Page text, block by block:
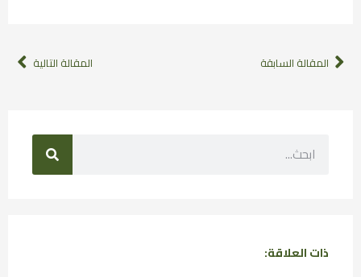
المقالة السابقة المقالة التالية
ذات العلاقة: